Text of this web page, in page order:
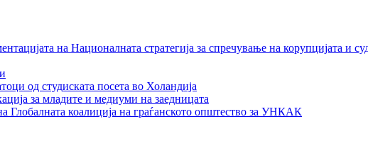
на Националната стратегија за спречување на корупцијата и
од студиската посета во Холандија
за младите и медиуми на заедницата
коалиција на граѓанското општество за УНКАК